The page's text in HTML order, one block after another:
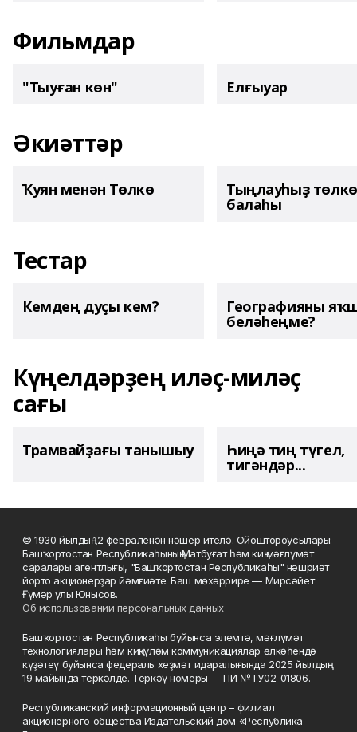
Фильмдар
"Тыуған көн" Елғыуар
Әкиәттәр
Ҡуян менән Төлкө Тыңлауһыҙ төлкө
балаһы
Тестар
Кемдең дуҫы кем? Географияны
беләһеңме?
Күңелдәрҙең иләҫ-миләҫ
сағы
Трамвайҙағы танышыу Һиңә тиң түгел,
тигәндәр...
© 1930 йылдың 12 февраленән нәшер ителә. Ойоштороусылары:
Башҡортостан Республикаһының Матбуғат һәм киң мәғлүмәт
саралары агентлығы, "Башҡортостан Республикаһы" нәшриәт
йорто акционерҙар йәмғиәте. Баш мөхәррире — Мирсәйет
Ғүмәр улы Юнысов.
Об использовании персональных данных
Башҡортостан Республикаһы буйынса элемтә, мәғлүмәт
технологиялары һәм киңкүләм коммуникациялар өлкәһендә
күҙәтеү буйынса федераль хеҙмәт идаралығында 2025 йылдың
19 майында теркәлде. Теркәү номеры — ПИ №ТУ02-01806.
Республиканский информационный центр – филиал
акционерного общества Издательский дом «Республика